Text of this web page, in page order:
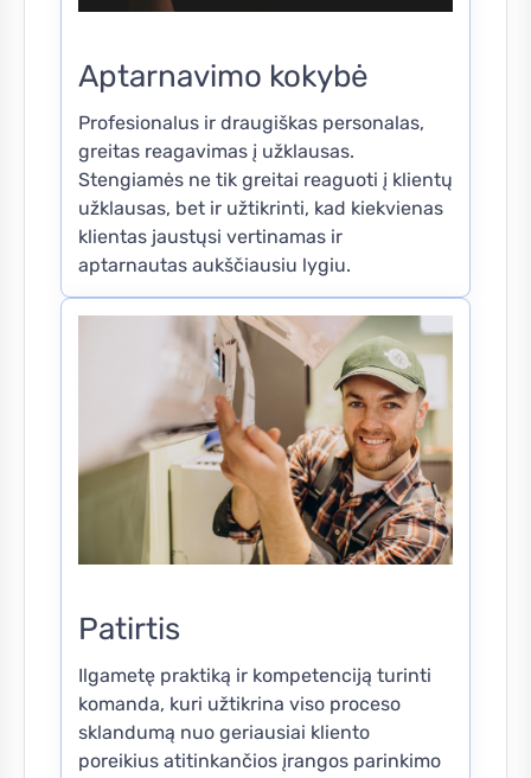
Aptarnavimo kokybė
Profesionalus ir draugiškas personalas,
greitas reagavimas į užklausas.
Stengiamės ne tik greitai reaguoti į klientų
užklausas, bet ir užtikrinti, kad kiekvienas
klientas jaustųsi vertinamas ir
aptarnautas aukščiausiu lygiu.
Patirtis
Ilgametę praktiką ir kompetenciją turinti
komanda, kuri užtikrina viso proceso
sklandumą nuo geriausiai kliento
poreikius atitinkančios įrangos parinkimo